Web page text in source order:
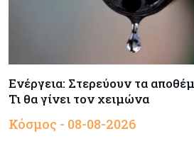
Meridiam–GSI: Τι
την απάντηση της
Κόσμος
Η Τουρκία χτυπάει
Ενέργεια: Στερεύουν τα
Τι θα γίνει τον χειμώνα
Κόσμος - 08-08-2026